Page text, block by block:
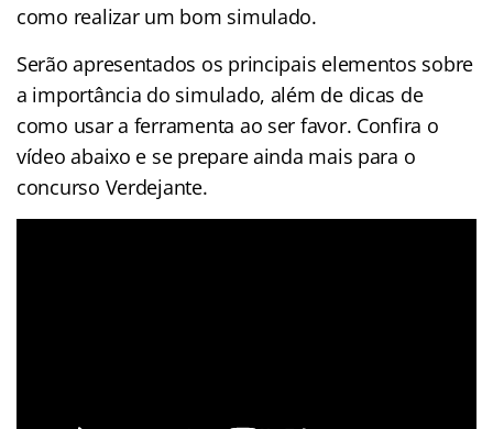
como realizar um bom simulado.
Serão apresentados os principais elementos sobre
a importância do simulado, além de dicas de
como usar a ferramenta ao ser favor. Confira o
vídeo abaixo e se prepare ainda mais para o
concurso Verdejante.